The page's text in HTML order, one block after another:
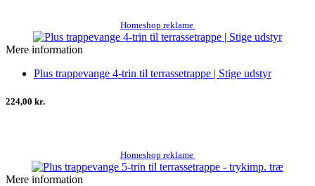
Homeshop reklame
Mere information
Plus trappevange 4-trin til terrassetrappe | Stige udstyr
224,00 kr.
Homeshop reklame
Mere information